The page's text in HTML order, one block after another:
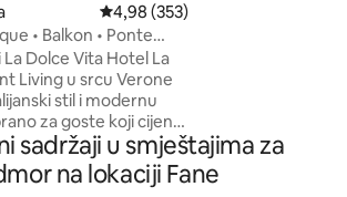
Prosječna ocjena: 4,98/5,
4,98 (353)
• Balkon • Ponte
Vita Hotel La
Living u srcu Verone
stil i modernu
za goste koji cijene
•⁠ ⁠Vrhunski
sobe s nadmadracima
debljine 5 cm
kombiniranu
sadržaji u smještajima za
na lokaciji Fane